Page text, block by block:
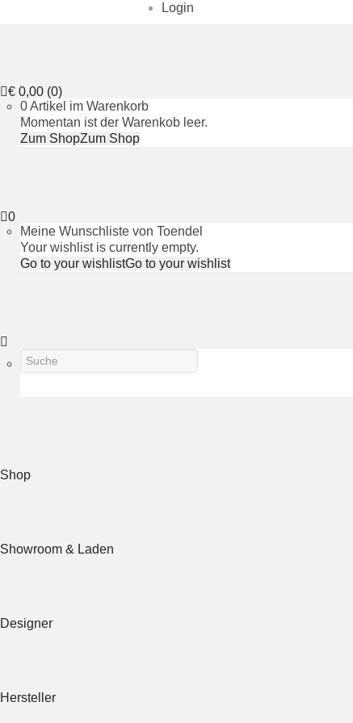
Login
€ 0,00 (0)
0 Artikel im Warenkorb
Momentan ist der Warenkob leer.
Zum ShopZum Shop
0
Meine Wunschliste von Toendel
Your wishlist is currently empty.
Go to your wishlistGo to your wishlist
Shop
Showroom & Laden
Designer
Hersteller